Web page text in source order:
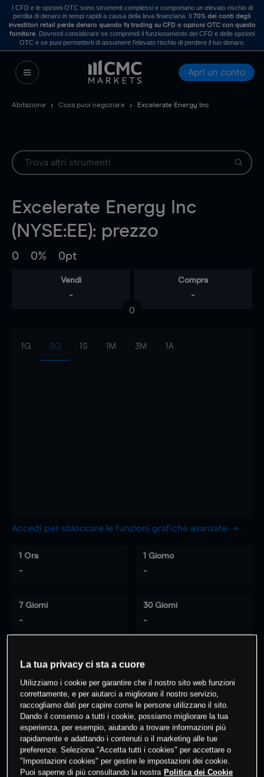
I CFD e le opzioni OTC sono strumenti complessi e comportano un elevato rischio di
perdita di denaro in tempi rapidi a causa della leva finanziaria. Il70% dei conti degli
investitori retail perde denaro quando fa trading su CFD o opzioni OTC con questo
fornitore . Dovresti considerare se comprendi il funzionamento dei CFD e delle opzioni
OTC e se puoi permetterti di assumere l’elevato rischio di perdere il tuo denaro.
Apri un conto
Abitazione Cosa puoi negoziare Excelerate Energy Inc
Excelerate Energy Inc
(NYSE:EE): prezzo
0 0% 0pt
Vendi
-
Compra
-
0
1G 3G 1S 1M 3M 1A
Accedi per sbloccare le funzioni grafiche avanzate
1 Ora
-
1 Giorno
-
7 Giorni
-
30 Giorni
-
0 % dei clienti hanno posizioni
questo prodotto
Fai trading
La tua privacy ci sta a cuore
Utilizziamo i cookie per garantire che il nostro sito web funzioni
correttamente, e per aiutarci a migliorare il nostro servizio,
raccogliamo dati per capire come le persone utilizzano il sito.
Dando il consenso a tutti i cookie, possiamo migliorare la tua
esperienza, per esempio, aiutando a trovare informazioni più
rapidamente e adattando i contenuti o il marketing alle tue
preferenze. Seleziona "Accetta tutti i cookies" per accettare o
"Impostazioni cookies" per gestire le impostazioni dei cookie.
Puoi saperne di più consultando la nostra Politica dei Cookie